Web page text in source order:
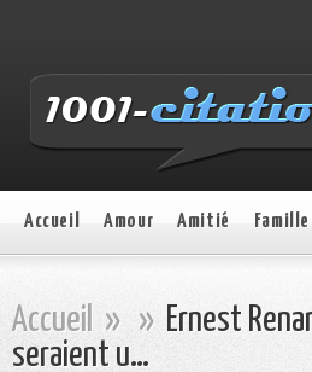
Accueil Amour Amitié Famille
Accueil » » Ernest
seraient u…